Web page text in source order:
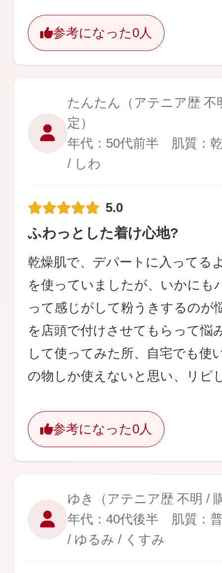
ギフト
よくあるご質問
参考になった0人
たんたん （アテニア歴
定）
年代：50代前半 肌質：
/ しわ
5.0
ふわっとした着け心地?
乾燥肌で、デパートに入ってる
を使っていましたが、いかにも
って感じがして粉うきするのが
を店頭で付けさせてもらって悩
して使ってみた所、自宅でも使
の物しか使えないと思い、リピ
参考になった0人
ゆき
（アテニア歴 不明 /
年代：40代後半 肌質：
/ ゆるみ / くすみ